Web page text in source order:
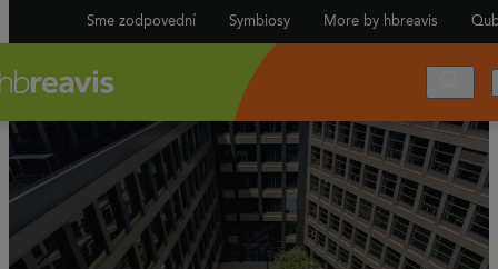
Sme zodpovední Symbiosy More by hbreavis